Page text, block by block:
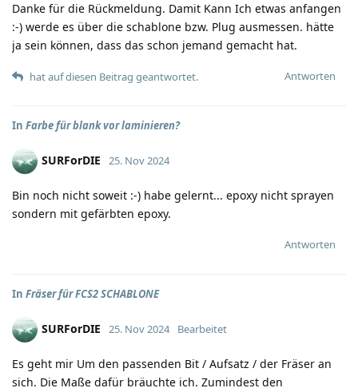
Danke für die Rückmeldung. Damit Kann Ich etwas anfangen
:-) werde es über die schablone bzw. Plug ausmessen. hätte
ja sein können, dass das schon jemand gemacht hat.
Antworten
hat auf diesen Beitrag geantwortet.
In Farbe für blank vor laminieren?
SURForDIE 25. Nov 2024
Bin noch nicht soweit :-) habe gelernt... epoxy nicht sprayen
sondern mit gefärbten epoxy.
Antworten
In Fräser für FCS2 SCHABLONE
SURForDIE 25. Nov 2024 Bearbeitet
Es geht mir Um den passenden Bit / Aufsatz / der Fräser an
sich. Die Maße dafür bräuchte ich. Zumindest den